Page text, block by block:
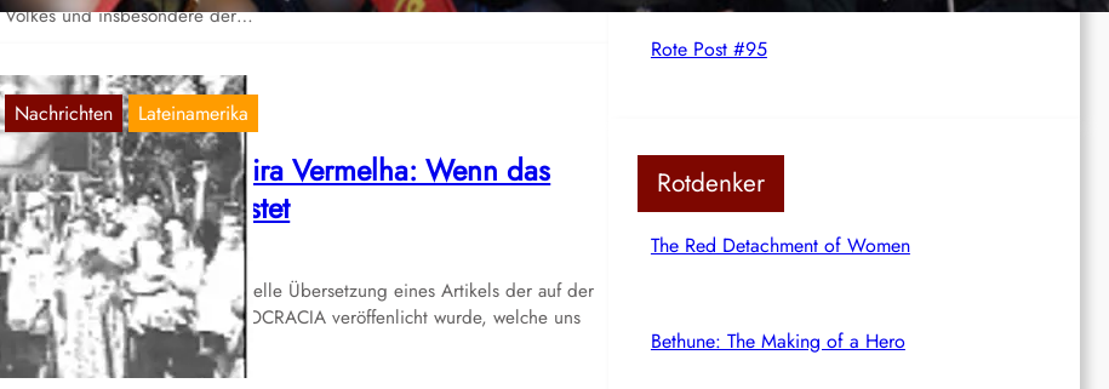
Volkes und insbesondere der…
Nachrichten Lateinamerika
23 Jahre Vila Bandeira Vermelha: Wenn das
Volk Widerstand leistet
Okt. 23, 2022
Wir veröffentlichen eine inoffizielle Übersetzung eines Artikels der auf der
Seite der Zeitung ANOVADEMOCRACIA veröffenlicht wurde, welche uns
zugesandt wurde:
Rote Post #95
Rotdenker
The Red Detachment of Women
Bethune: The Making of a Hero